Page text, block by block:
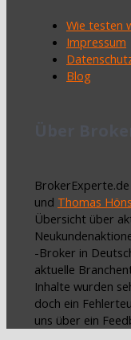
Wie testen
Impressum
Blog
und Thomas
Übersicht über
-Broker in
aktuelle
Inhalte wurden
doch ein
uns über ein